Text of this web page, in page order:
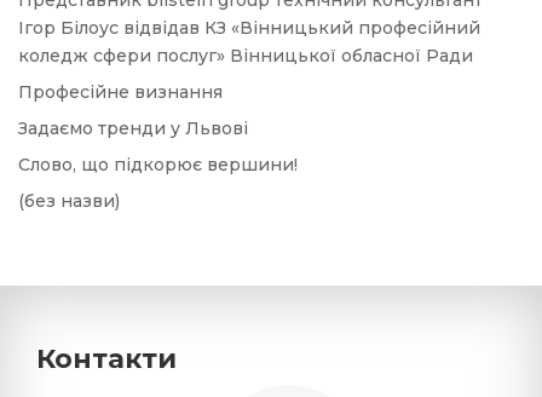
Ігор Білоус відвідав КЗ «Вінницький професійний
коледж сфери послуг» Вінницької обласної Ради
Професійне визнання
Задаємо тренди у Львові
Слово, що підкорює вершини!
(без назви)
Контакти